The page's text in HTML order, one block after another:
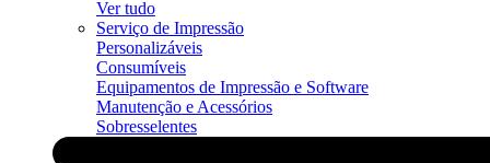
Ver tudo
Serviço de Impressão
Personalizáveis
Consumíveis
Equipamentos de Impressão e Software
Manutenção e Acessórios
Sobresselentes